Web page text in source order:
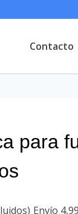
Contacto
para
Envío